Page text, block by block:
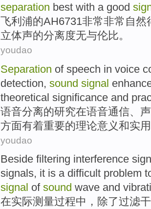
separation best with a good
飞利浦的AH6731非常非常 自然
立体声的分离度无与伦比。
youdao
Separation of speech in voice
detection, sound signal
theoretical significance and
语音分离的研究在语音通信、
方面有着重要的理论意义和实用
youdao
Beside filtering interference
signals, it is a difficult problem
signal of sound wave and
在实际测量过程中， 除了过滤